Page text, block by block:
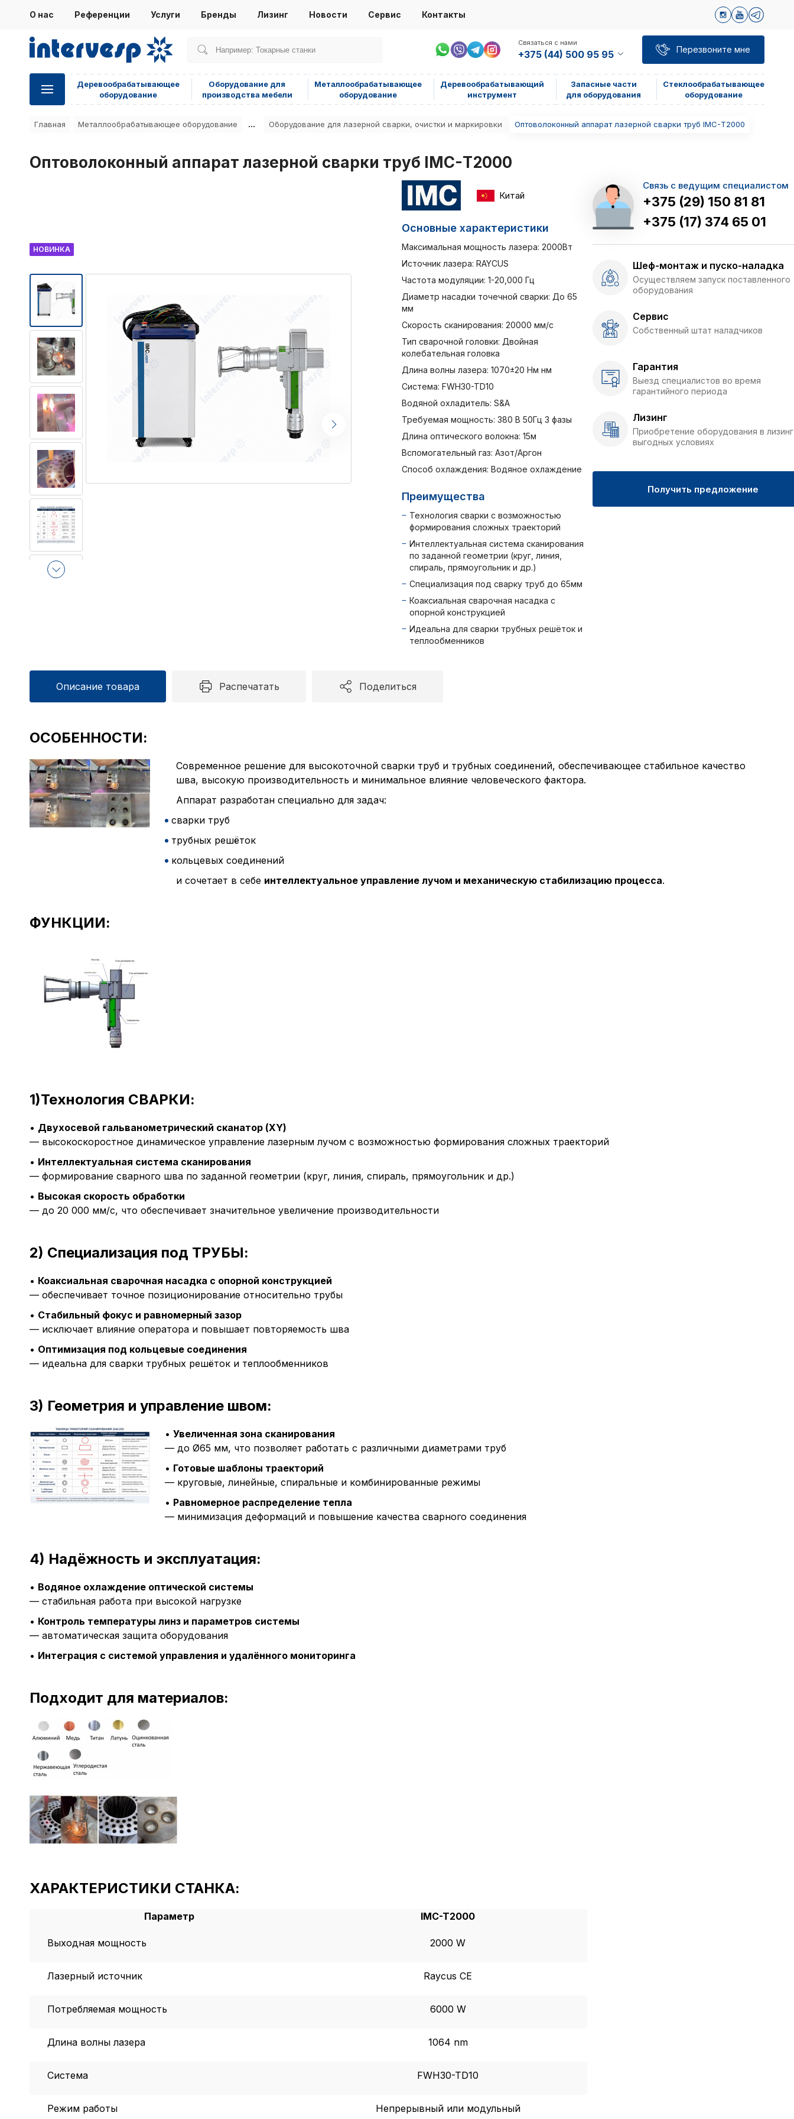
О нас Референции Услуги Бренды Лизинг Новости Сервис Контакты
Связаться с нами
+375 (44) 500 95 95 Перезвоните мне
Деревообрабатывающее
оборудование
Оборудование для
производства мебели
Металлообрабатывающее
оборудование
Деревообрабатывающий
инструмент
Запасные части
для оборудования
Стеклообрабатывающее
оборудование
Главная Металлообрабатывающее оборудование ... Оборудование для лазерной сварки, очистки и маркировки Оптоволоконный аппарат лазерной сварки труб IMC-Т2000
Оптоволоконный аппарат лазерной сварки труб IMC-Т2000
НОВИНКА
Китай
Основные характеристики
Максимальная мощность лазера: 2000Вт
Источник лазера: RAYCUS
Частота модуляции: 1-20,000 Гц
Диаметр насадки точечной сварки: До 65
мм
Скорость сканирования: 20000 мм/с
Тип сварочной головки: Двойная
колебательная головка
Длина волны лазера: 1070±20 Нм нм
Система: FWH30-TD10
Водяной охладитель: S&A
Требуемая мощность: 380 В 50Гц 3 фазы
Длина оптического волокна: 15м
Вспомогательный газ: Азот/Аргон
Способ охлаждения: Водяное охлаждение
Преимущества
Технология сварки с возможностью
формирования сложных траекторий
Интеллектуальная система сканирования
по заданной геометрии (круг, линия,
спираль, прямоугольник и др.)
Специализация под сварку труб до 65мм
Коаксиальная сварочная насадка с
опорной конструкцией
Идеальна для сварки трубных решёток и
теплообменников
Связь с ведущим специалистом
+375 (29) 150 81 81
+375 (17) 374 65 01
Шеф-монтаж и пуско-наладка
Осуществляем запуск поставленного
оборудования
Сервис
Собственный штат наладчиков
Гарантия
Выезд специалистов во время
гарантийного периода
Лизинг
Приобретение оборудования в
выгодных условиях
Получить предложение
Описание товара Распечатать Поделиться
ОСОБЕННОСТИ:
Современное решение для высокоточной сварки труб и трубных соединений, обеспечивающее стабильное качество
шва, высокую производительность и минимальное влияние человеческого фактора.
Аппарат разработан специально для задач:
сварки труб
трубных решёток
кольцевых соединений
и сочетает в себе интеллектуальное управление лучом и механическую стабилизацию процесса.
ФУНКЦИИ:
1)Технология СВАРКИ:
• Двухосевой гальванометрический сканатор (XY)
— высокоскоростное динамическое управление лазерным лучом с возможностью формирования сложных траекторий
• Интеллектуальная система сканирования
— формирование сварного шва по заданной геометрии (круг, линия, спираль, прямоугольник и др.)
• Высокая скорость обработки
— до 20 000 мм/с, что обеспечивает значительное увеличение производительности
2) Специализация под ТРУБЫ:
• Коаксиальная сварочная насадка с опорной конструкцией
— обеспечивает точное позиционирование относительно трубы
• Стабильный фокус и равномерный зазор
— исключает влияние оператора и повышает повторяемость шва
• Оптимизация под кольцевые соединения
— идеальна для сварки трубных решёток и теплообменников
3) Геометрия и управление швом:
• Увеличенная зона сканирования
— до Ø65 мм, что позволяет работать с различными диаметрами труб
• Готовые шаблоны траекторий
— круговые, линейные, спиральные и комбинированные режимы
• Равномерное распределение тепла
— минимизация деформаций и повышение качества сварного соединения
4) Надёжность и эксплуатация:
• Водяное охлаждение оптической системы
— стабильная работа при высокой нагрузке
• Контроль температуры линз и параметров системы
— автоматическая защита оборудования
• Интеграция с системой управления и удалённого мониторинга
Подходит для материалов:
ХАРАКТЕРИСТИКИ СТАНКА:
Параметр IMC-T2000
Выходная мощность 2000 W
Лазерный источник Raycus CE
Потребляемая мощность 6000 W
Длина волны лазера 1064 nm
Cистема FWH30-TD10
Режим работы Непрерывный или модульный
Вы можете настроить использование каждого типа файлов cookie,
периода Сайт снова запросит Ваше согласие. Вы вправе изменить